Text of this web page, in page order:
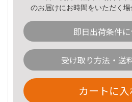
のお届けにお時間をいただく場
即日出荷条件
受け取り方法・送
カートに入